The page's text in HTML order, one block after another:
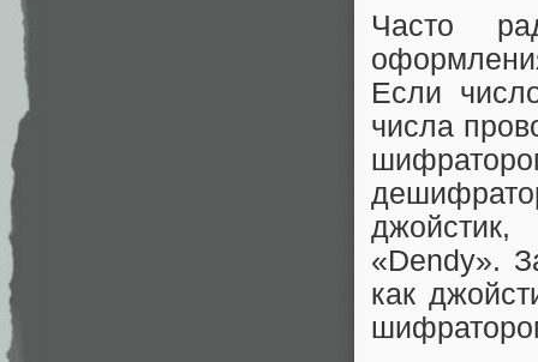
Часто
Если
числа
джойстик,
«Dendy».
как